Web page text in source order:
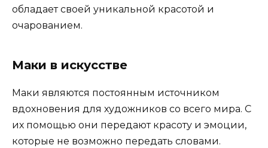
обладает своей уникальной красотой и
очарованием.
Маки в искусстве
Маки являются постоянным источником
вдохновения для художников со всего мира. С
их помощью они передают красоту и эмоции,
которые не возможно передать словами.